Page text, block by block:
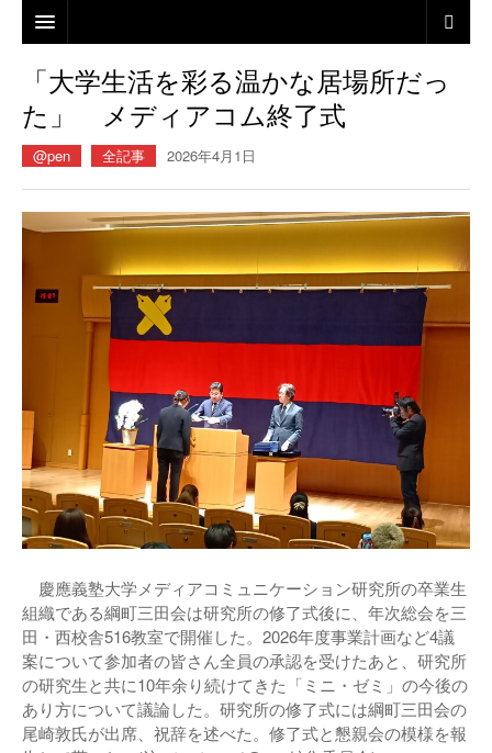
電子版ジャーナル誌「メッセージ@PEN」の発刊について
「大学生活を彩る温かな居場所だっ
た」 メディアコム終了式
@pen 全記事 2026年4月1日
慶應義塾大学メディアコミュニケーション研究所の卒業生
組織である綱町三田会は研究所の修了式後に、年次総会を三
田・西校舎516教室で開催した。2026年度事業計画など4議
案について参加者の皆さん全員の承認を受けたあと、研究所
の研究生と共に10年余り続けてきた「ミニ・ゼミ」の今後の
あり方について議論した。研究所の修了式には綱町三田会の
尾崎敦氏が出席、祝辞を述べた。修了式と懇親会の模様を報